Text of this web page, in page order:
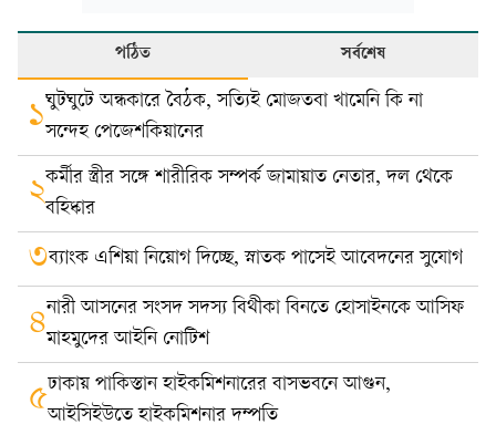
পঠিত সর্বশেষ
১ঘুটঘুটে অন্ধকারে বৈঠক, সত্যিই মোজতবা খামেনি কি না
সন্দেহ পেজেশকিয়ানের
২কর্মীর স্ত্রীর সঙ্গে শারীরিক সম্পর্ক জামায়াত নেতার, দল থেকে
বহিষ্কার
৩ব্যাংক এশিয়া নিয়োগ দিচ্ছে, স্নাতক পাসেই আবেদনের সুযোগ
৪নারী আসনের সংসদ সদস্য বিথীকা বিনতে হোসাইনকে আসিফ
মাহমুদের আইনি নোটিশ
৫ঢাকায় পাকিস্তান হাইকমিশনারের বাসভবনে আগুন,
আইসিইউতে হাইকমিশনার দম্পতি